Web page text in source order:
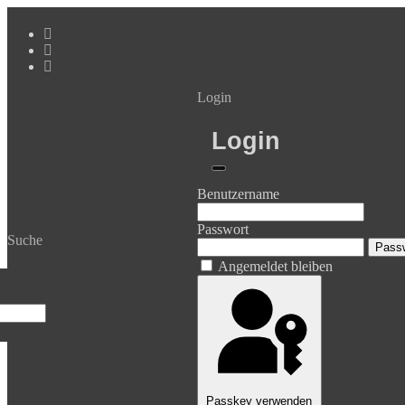
Suche
Login
Login
Benutzername
Passwort
Angemeldet bleiben
Passkey verwenden